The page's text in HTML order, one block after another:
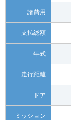
諸費用
支払総額
年式
走行距離
ドア
ミッション